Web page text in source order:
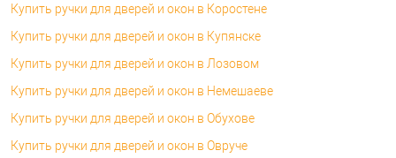
Купить ручки для дверей и окон в Коростене
Купить ручки для дверей и окон в Купянске
Купить ручки для дверей и окон в Лозовом
Купить ручки для дверей и окон в Немешаеве
Купить ручки для дверей и окон в Обухове
Купить ручки для дверей и окон в Овруче